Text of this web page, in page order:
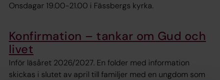
Onsdagar 19.00-21.00 i Fässbergs kyrka.
Konfirmation – tankar om Gud och
livet
Inför läsåret 2026/2027. En folder med information
skickas i slutet av april till familjer med en ungdom som